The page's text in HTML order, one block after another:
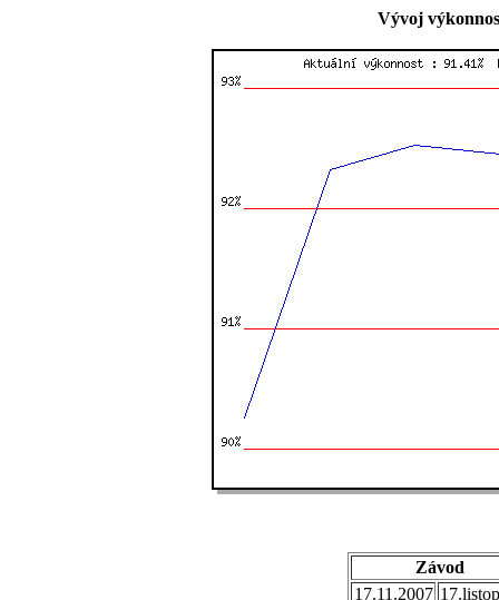
Vývoj
Závod
17.11.2007